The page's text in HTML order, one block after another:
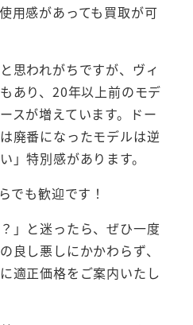
用感があっても買取が可
思われがちですが、ヴィ
あり、20年以上前のモデ
スが増えています。ドー
廃番になったモデルは逆
」特別感があります。
でも歓迎です！
」と迷ったら、ぜひ一度
良し悪しにかかわらず、
適正価格をご案内いたし